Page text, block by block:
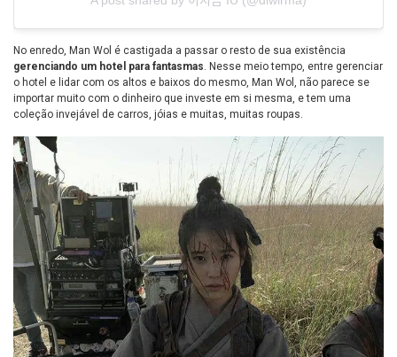
No enredo, Man Wol é castigada a passar o resto de sua existência
gerenciando um hotel para fantasmas . Nesse meio tempo, entre gerenciar
o hotel e lidar com os altos e baixos do mesmo, Man Wol, não parece se
importar muito com o dinheiro que investe em si mesma, e tem uma
coleção invejável de carros, jóias e muitas, muitas roupas.